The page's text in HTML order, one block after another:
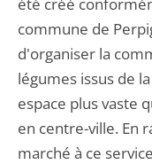
commune de
d'organiser la
légumes issus de
espace plus vaste
en centre-ville. En
marché à ce